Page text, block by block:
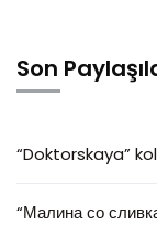
Son
“Doktorskaya”
“Малина со